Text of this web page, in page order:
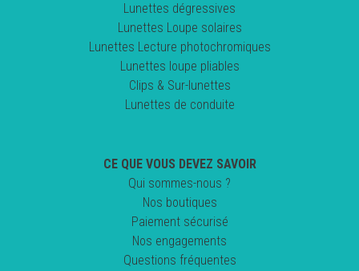
Lunettes dégressives
Lunettes Loupe solaires
Lunettes Lecture photochromiques
Lunettes loupe pliables
Clips & Sur-lunettes
Lunettes de conduite
CE QUE VOUS DEVEZ SAVOIR
Qui sommes-nous ?
Nos boutiques
Paiement sécurisé
Nos engagements
Questions fréquentes